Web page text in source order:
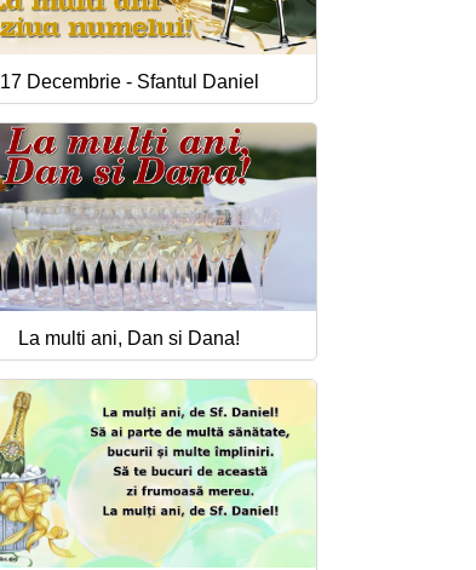
17 Decembrie - Sfantul Daniel
La multi ani, Dan si Dana!